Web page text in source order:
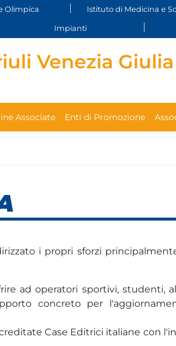
Olimpica Istituto di Medicina e
Impianti
Venezia Giulia
Associate Enti di Promozione
i propri sforzi
ad operatori sportivi, studenti,
concreto per
Case Editrici italiane con